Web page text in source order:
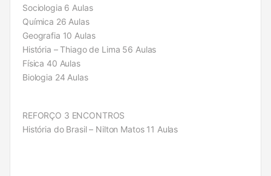
Sociologia 6 Aulas
Química 26 Aulas
Geografia 10 Aulas
História – Thiago de Lima 56 Aulas
Física 40 Aulas
Biologia 24 Aulas
REFORÇO 3 ENCONTROS
História do Brasil – Nilton Matos 11 Aulas